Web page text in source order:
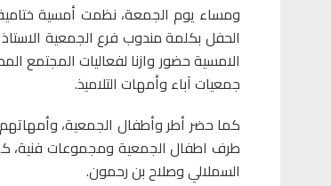
ومساء يوم الجمعة، نظمت أمسية ختامية
الحفل بكلمة مندوب فرع الجمعية
الامسية حضور وازنا لفعاليات المجتمع
جمعيات آباء وأمهات التلاميذ.
كما حضر أطر وأطفال الجمعية،
طرف اطفال الجمعية ومجموعات فنية،
السملالي وصلاح بن رحمون.